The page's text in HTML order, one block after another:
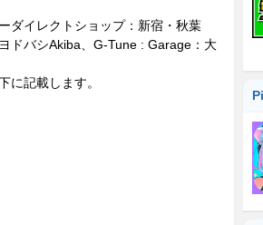
ダイレクトショップ：新宿・秋葉
ドバシAkiba、G-Tune : Garage：大
に記載します。